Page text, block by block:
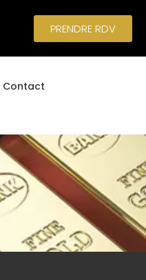
PRENDRE RDV
Contact